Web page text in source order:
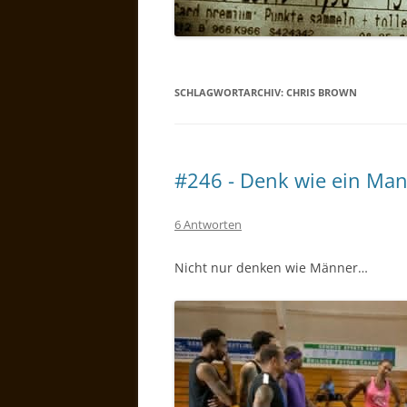
SCHLAGWORTARCHIV: CHRIS BROWN
#246 - Denk wie ein
6 Antworten
Nicht nur denken wie Männer…